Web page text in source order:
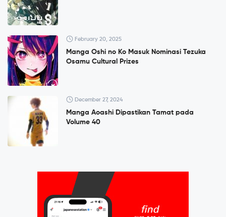
February 20, 2025
Manga Oshi no Ko Masuk Nominasi Tezuka
Osamu Cultural Prizes
December 27, 2024
Manga Aoashi Dipastikan Tamat pada
Volume 40